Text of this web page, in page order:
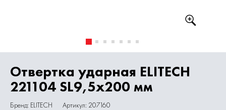
Отвертка ударная ELITECH
221104 SL9,5х200 мм
Бренд: ELITECH Артикул: 207160